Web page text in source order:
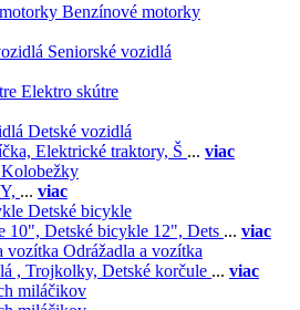
Benzínové motorky
Seniorské vozidlá
Elektro skútre
Detské vozidlá
Elektrické traktory, Š ... viac
Kolobežky
... viac
Detské bicykle
10", Detské bicykle 12", Dets ... viac
Odrážadla a vozítka
, Trojkolky, Detské korčule ... viac
miláčikov